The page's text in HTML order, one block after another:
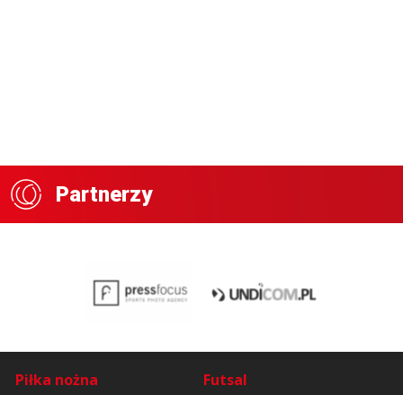
Partnerzy
Piłka nożna Futsal